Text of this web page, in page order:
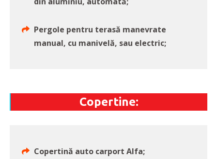
Pergole pentru terasă manevrate
manual, cu manivelă, sau electric;
Copertine:
Copertină auto carport Alfa;